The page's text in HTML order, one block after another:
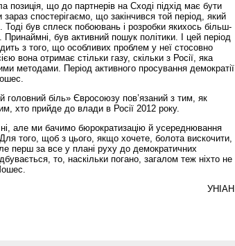
що до партнерів на Сході підхід має бути
спостерігаємо, що закінчився той період, який
Тоді був сплеск побоювань і розробки якихось більш-
був активний пошук політики. І цей період
з того, що особливих проблем у неї стосовно
вона отримає стільки газу, скільки з Росії, яка
методами. Період активного просування демократії
головний біль» Євросоюзу пов’язаний з тим, як
хто прийде до влади в Росії 2012 року.
але ми бачимо бюрократизацію й усереднювання
того, щоб з цього, якщо хочете, болота вискочити,
перш за все у плані руху до демократичних
то, наскільки погано, загалом теж ніхто не
УНІАН